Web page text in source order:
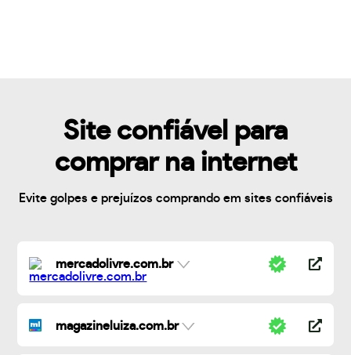
Site confiável para
comprar na internet
Evite golpes e prejuízos comprando em sites confiáveis
mercadolivre.com.br
magazineluiza.com.br